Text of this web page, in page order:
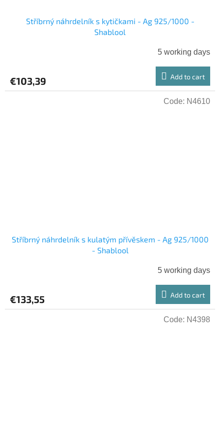
Stříbrný náhrdelník s kytičkami - Ag 925/1000 -
Shablool
5 working days
€103,39 Add to cart
Stříbrný náhrdelník s kulatým přívěskem - Ag 925/1000
- Shablool
5 working days
€133,55 Add to cart
Code: N4610
Code: N4398